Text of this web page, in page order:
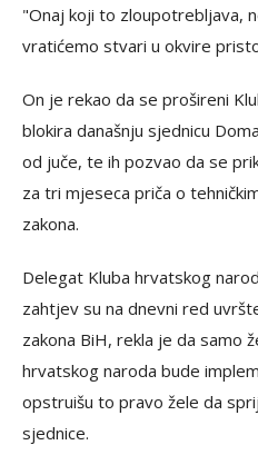
"Onaj koji to zloupotrebljava,
vratićemo stvari u okvire
On je rekao da se prošireni
blokira današnju sjednicu
od juče, te ih pozvao da se
za tri mjeseca priča o
zakona.
Delegat Kluba hrvatskog
zahtjev su na dnevni red
zakona BiH, rekla je da samo
hrvatskog naroda bude
opstruišu to pravo žele da
sjednice.